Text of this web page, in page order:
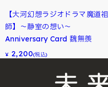
【大河幻想ラジオドラマ魔道祖
師】～静室の想い～
Anniversary Card 魏無羨
¥ 2,200(税込)